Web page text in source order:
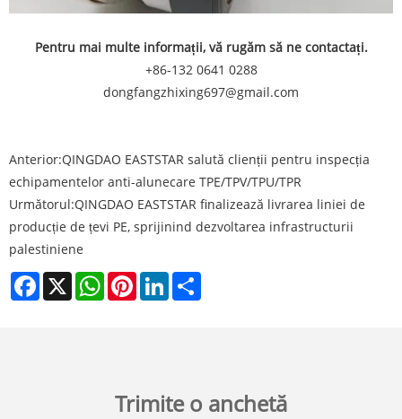
Pentru mai multe informații, vă rugăm să ne contactați.
+86-132 0641 0288
dongfangzhixing697@gmail.com
Anterior:QINGDAO EASTSTAR salută clienții pentru inspecția
echipamentelor anti-alunecare TPE/TPV/TPU/TPR
Următorul:QINGDAO EASTSTAR finalizează livrarea liniei de
producție de țevi PE, sprijinind dezvoltarea infrastructurii
palestiniene
Facebook
X WhatsAppPinterestLinkedIn
Trimite o anchetă